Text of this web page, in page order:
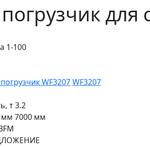
для
1-100
WF3207WF3207
т3.2
мм 7000 мм